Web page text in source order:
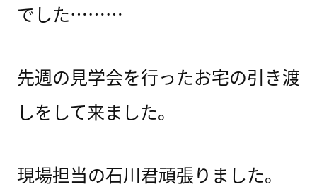
でした………
先週の見学会を行ったお宅の引き渡
しをして来ました。
現場担当の石川君頑張りました。